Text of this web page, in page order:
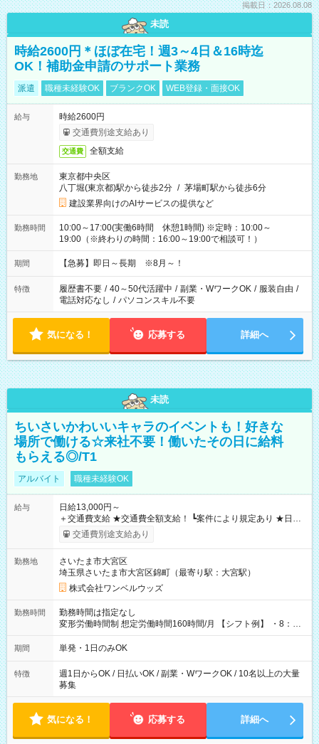
掲載日：2026.08.08
未読
時給2600円＊ほぼ在宅！週3～4日＆16時迄
OK！補助金申請のサポート業務
派遣 職種未経験OK ブランクOK WEB登録・面接OK
給与
時給2600円
交通費別途支給あり
交通費 全額支給
勤務地
東京都中央区
八丁堀(東京都)駅から徒歩2分 / 茅場町駅から徒歩6分
建設業界向けのAIサービスの提供など
勤務時間
10:00～17:00(実働6時間 休憩1時間) ※定時：10:00～
19:00（※終わりの時間：16:00～19:00で相談可！）
期間 【急募】即日～長期 ※8月～！
特徴 履歴書不要 / 40～50代活躍中 / 副業・WワークOK / 服装自由 /
電話対応なし / パソコンスキル不要
気になる！ 応募する 詳細へ
未読
ちいさいかわいいキャラのイベントも！好きな
場所で働ける☆来社不要！働いたその日に給料
もらえる◎/T1
アルバイト 職種未経験OK
給与
日給13,000円～
＋交通費支給 ★交通費全額支給！ ┗案件により規定あり ★日払
いOK！（規定あり） ┗働いたその日に現金GET♪ お仕事後はコ
ンビニATMから 日払い分を引き落とせます！ 【試用期間】試
交通費別途支給あり
勤務地
さいたま市大宮区
埼玉県さいたま市大宮区錦町（最寄り駅：大宮駅）
株式会社ワンベルウッズ
勤務時間
勤務時間は指定なし
変形労働時間制 想定労働時間160時間/月 【シフト例】 ・8：00
～21：00
期間 単発・1日のみOK
特徴
週1日からOK / 日払いOK / 副業・WワークOK / 10名以上の大量
募集
気になる！ 応募する 詳細へ